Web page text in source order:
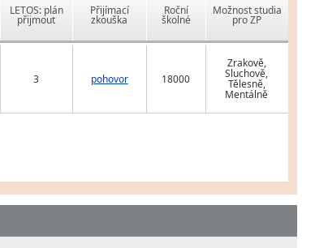
LETOS: plán
přijmout
Přijímací
zkouška
Roční
školné
Možnost studia
pro ZP
3 pohovor 18000
Zrakově,
Sluchově,
Tělesně,
Mentálně